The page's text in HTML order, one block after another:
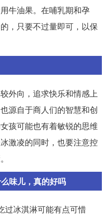
牛油果。在哺乳期和孕
，只要不过量即可，以保
外向，追求快乐和情感上
源自于商人们的智慧和创
孩可能也有着敏锐的思维
激凌的同时，也要注意控
味儿，真的好吗
过冰淇淋可能有点可惜